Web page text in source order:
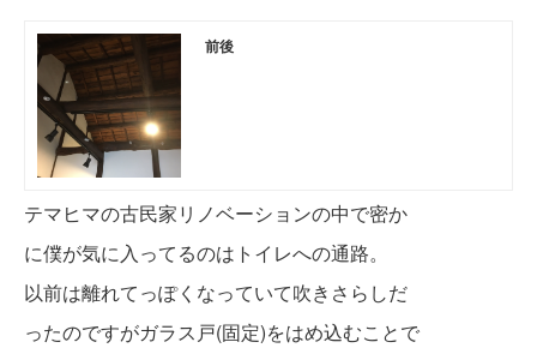
前後
テマヒマの古民家リノベーションの中で密か
に僕が気に入ってるのはトイレへの通路。
以前は離れてっぽくなっていて吹きさらしだ
ったのですがガラス戸(固定)をはめ込むことで